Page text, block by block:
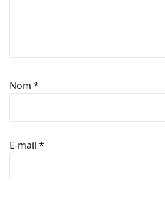
Nom *
E-mail *